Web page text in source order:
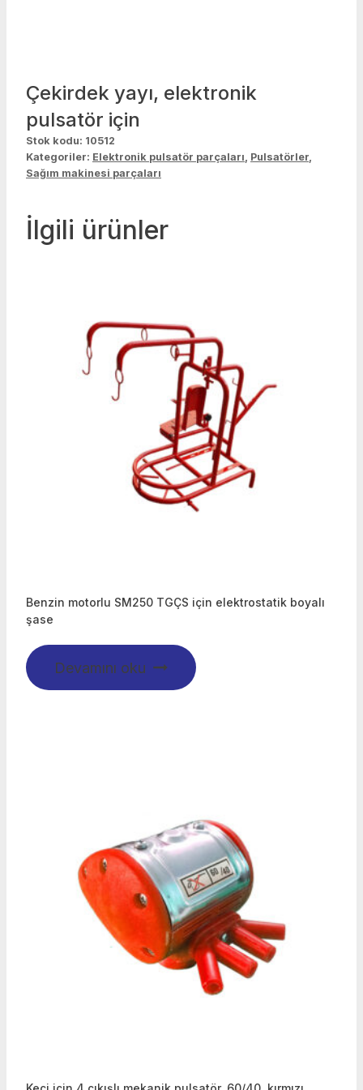
Çekirdek yayı, elektronik
pulsatör için
Stok kodu: 10512
Kategoriler: Elektronik pulsatör parçaları, Pulsatörler,
Sağım makinesi parçaları
İlgili ürünler
Benzin motorlu SM250 TGÇS için elektrostatik boyalı
şase
Devamını oku